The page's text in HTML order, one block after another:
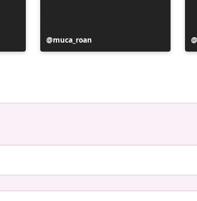
Publicación
realizada
muca_roan